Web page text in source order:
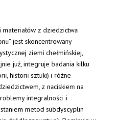
materiałów z dziedzictwa
jest skoncentrowany
ziemi chełmińskiej,
już, integruje badania kilku
historii sztuki) i różne
z naciskiem na
integralności i
metod subdyscyplin